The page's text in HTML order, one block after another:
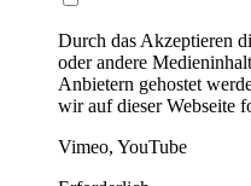
Durch das Akzeptieren
oder andere
Anbietern gehostet
wir auf dieser Webseite
Vimeo, YouTube